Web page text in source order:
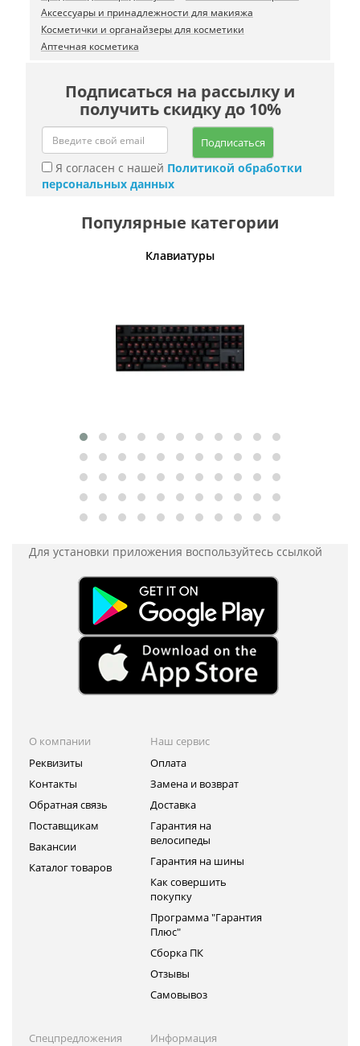
Аксессуары и принадлежности для макияжа
Косметички и органайзеры для косметики
Аптечная косметика
Подписаться на рассылку и
получить скидку до 10%
Подписаться
Я согласен с нашей Политикой обработки
персональных данных
Популярные категории
Клавиатуры
Для установки приложения воспользуйтесь ссылкой
О компании
Реквизиты
Контакты
Обратная связь
Поставщикам
Вакансии
Каталог товаров
Наш сервис
Оплата
Замена и возврат
Доставка
Гарантия на
велосипеды
Гарантия на шины
Как совершить
покупку
Программа "Гарантия
Плюс"
Сборка ПК
Отзывы
Самовывоз
Спецпредложения
Информация